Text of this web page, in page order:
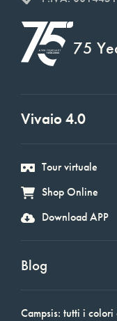
75
Vivaio 4.0
Tour virtuale
Shop Online
Download APP
Blog
Campsis: tutti i colori